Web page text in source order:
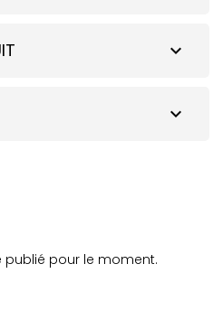
expand_more
expand_more
publié pour le moment.